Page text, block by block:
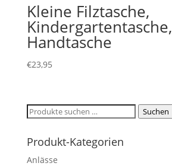
Kleine Filztasche,
Kindergartentasche,
Handtasche
€23,95
Suchen
Suchen
Produkt-Kategorien
Anlässe